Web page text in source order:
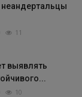
11
выявлять
10